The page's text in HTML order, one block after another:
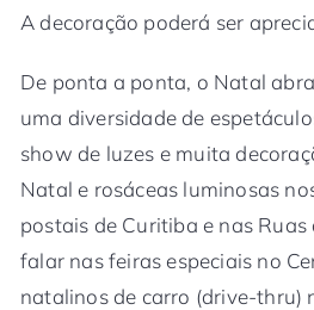
A decoração poderá ser
De ponta a ponta, o Natal
uma diversidade de
show de luzes e muita
Natal e rosáceas luminosas
postais de Curitiba e nas
falar nas feiras especiais no
natalinos de carro (drive-thru)